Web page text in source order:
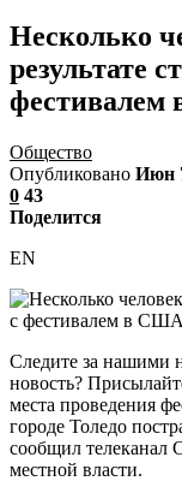
Несколько
результате
Общество
Опубликовано Июн
0 43
Поделится
EN
Следите за нашими
новость?
места проведения
городе Толедо
сообщил телеканал
местной власти.